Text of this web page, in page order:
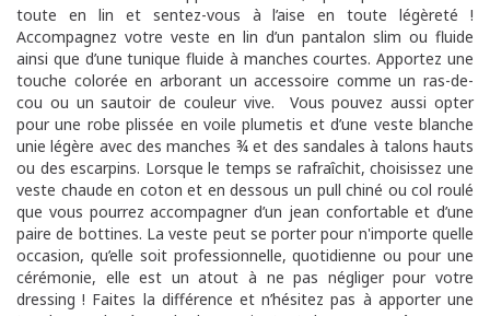
toute en lin et sentez-vous à l’aise en toute légèreté !
Accompagnez votre veste en lin d’un pantalon slim ou fluide
ainsi que d’une tunique fluide à manches courtes. Apportez une
touche colorée en arborant un accessoire comme un ras-de-
cou ou un sautoir de couleur vive. Vous pouvez aussi opter
pour une robe plissée en voile plumetis et d’une veste blanche
unie légère avec des manches ¾ et des sandales à talons hauts
ou des escarpins. Lorsque le temps se rafraîchit, choisissez une
veste chaude en coton et en dessous un pull chiné ou col roulé
que vous pourrez accompagner d’un jean confortable et d’une
paire de bottines. La veste peut se porter pour n'importe quelle
occasion, qu’elle soit professionnelle, quotidienne ou pour une
cérémonie, elle est un atout à ne pas négliger pour votre
dressing ! Faites la différence et n’hésitez pas à apporter une